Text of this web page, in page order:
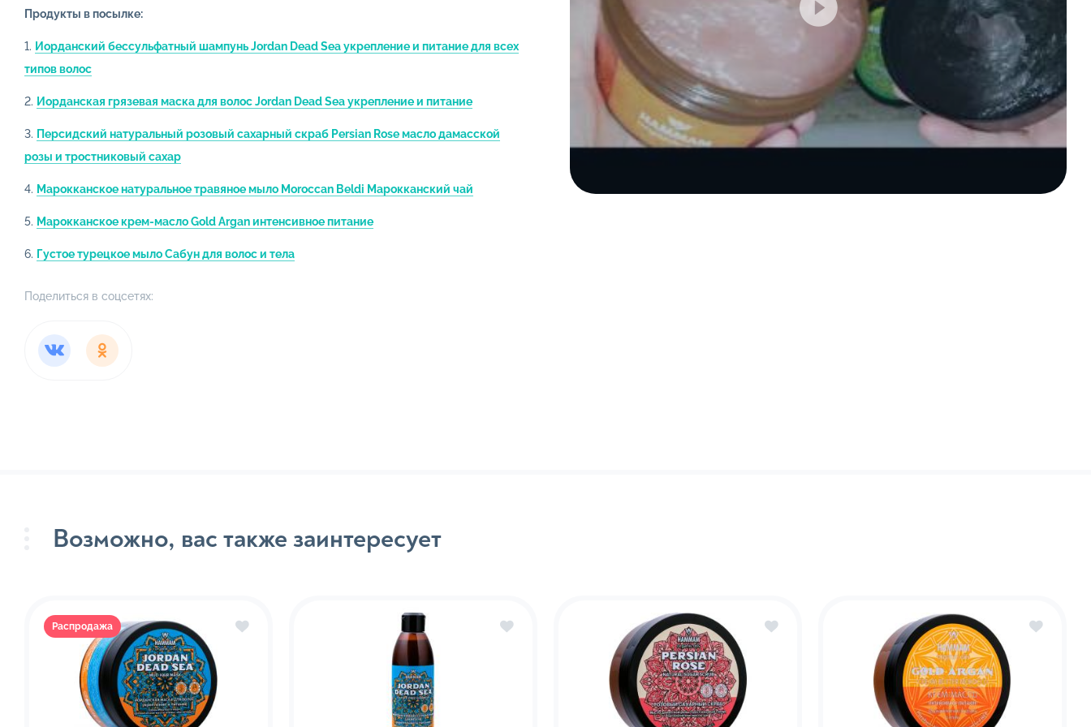
альгинатные, гипсовые, маски-пленки,
глиняные
Мицеллярная вода
Сыворотки для лица
Эссенции для лица
Пилинги и скрабы для лица
Спреи и бальзамы, в т. ч. несмываемые
Термозащитные спреи для волос
Средства по уходу за телом
Гели для душа, в т. ч. и бессульфатные
Средства по уходу за руками
Кремы питательные, увлажняющие,
Продукты в посылке:
1. Иорданский бессульфатный шампунь Jordan Dead Sea укрепление и питание для всех
типов волос
2. Иорданская грязевая маска для волос Jordan Dead Sea укрепление и питание
3. Персидский натуральный розовый сахарный скраб Persian Rose масло дамасской
розы и тростниковый сахар
4. Марокканское натуральное травяное мыло Moroccan Beldi Марокканский чай
5. Марокканское крем-масло Gold Argan интенсивное питание
6. Густое турецкое мыло Сабун для волос и тела
Поделиться в соцсетях:
Возможно, вас также заинтересует
Распродажа